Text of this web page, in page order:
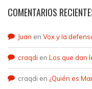
COMENTARIOS
Juan en Vox y la
craqdi en Los que dan
craqdi en ¿Quién es